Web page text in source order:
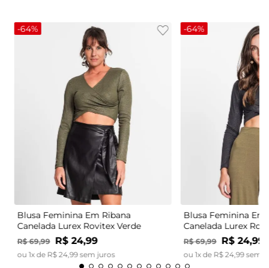
-64%
Blusa Feminina Em Ribana
Canelada Lurex Rovitex Verde
R$ 69,99 R$ 24,99
ou 1x de R$ 24,99sem juros
-64%
Blusa Feminina Em
Canelada Lurex
R$ 69,99 R$ 24,99
ou 1x de R$ 24,99sem